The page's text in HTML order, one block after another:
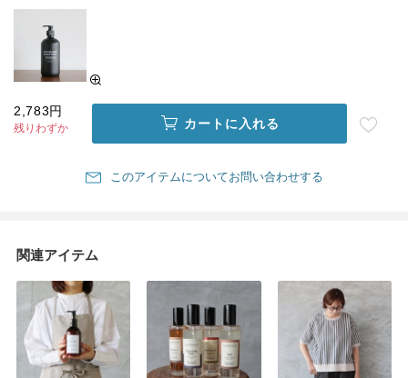
2,783円
残りわずか カートに入れる
このアイテムについてお問い合わせする
関連アイテム